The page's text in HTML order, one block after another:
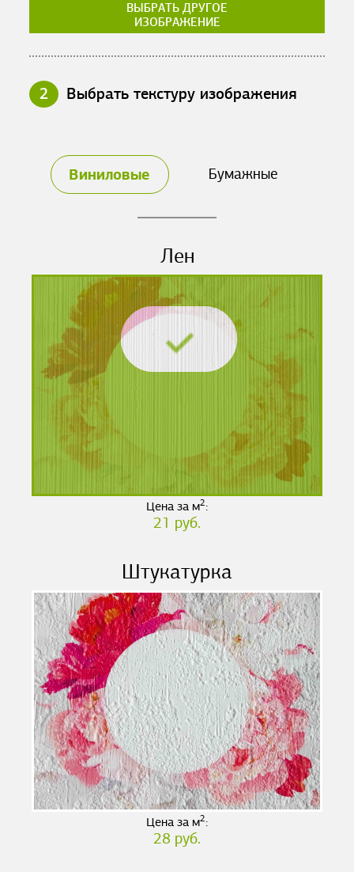
ВЫБРАТЬ ДРУГОЕ
ИЗОБРАЖЕНИЕ
2 Выбрать текстуру изображения
Виниловые Бумажные
Лен
Цена за м2:
21 руб.
Штукатурка
Цена за м2:
28 руб.